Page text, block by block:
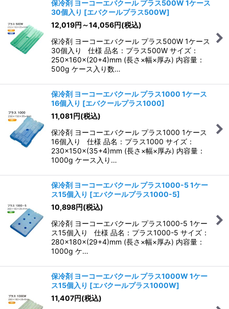
保冷剤 ヨーコーエバクール プラス500W 1ケース
30個入り [エバクールプラス500W]
12,019円 ～14,056円(税込)
保冷剤 ヨーコーエバクール プラス500W 1ケース
30個入り 仕様 品名：プラス500W サイズ：
250×160×(20+4)mm (長さ×幅×厚み) 内容量：
500g ケース入り数…
保冷剤 ヨーコーエバクール プラス1000 1ケース
16個入り [エバクールプラス1000]
11,081円(税込)
保冷剤 ヨーコーエバクール プラス1000 1ケース
16個入り 仕様 品名：プラス1000 サイズ：
230×150×(35+4)mm (長さ×幅×厚み) 内容量：
1000g ケース入り…
保冷剤 ヨーコーエバクール プラス1000-5 1ケー
ス15個入り [エバクールプラス1000-5]
10,898円(税込)
保冷剤 ヨーコーエバクール プラス1000-5 1ケー
ス15個入り 仕様 品名：プラス1000-5 サイズ：
280×180×(29+4)mm (長さ×幅×厚み) 内容量：
1000g ケ…
保冷剤 ヨーコーエバクール プラス1000W 1ケー
ス15個入り [エバクールプラス1000W]
11,407円(税込)